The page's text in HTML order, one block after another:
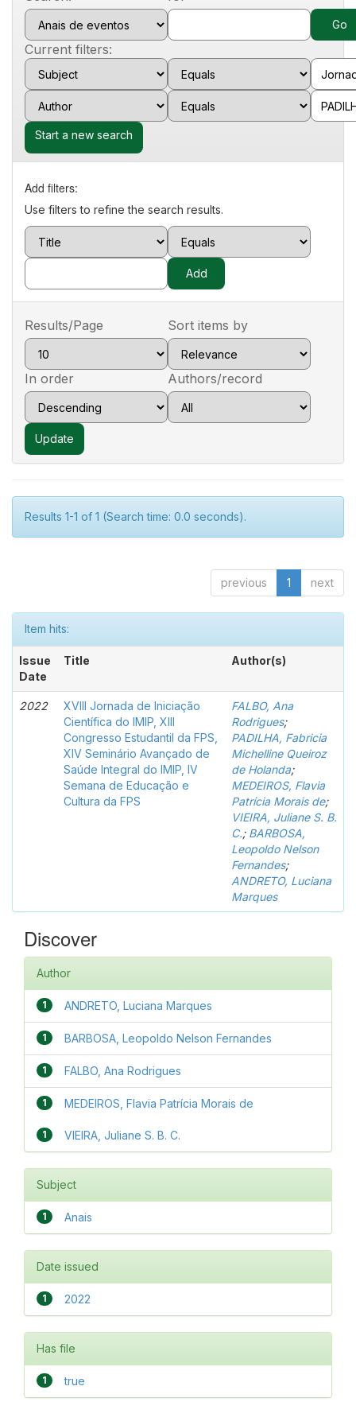
Current filters:
Start a new search
Add filters:
Use filters to refine the search results.
Results/Page Sort items by
In order Authors/record
Results 1-1 of 1 (Search time: 0.0 seconds).
previous 1 next
Item hits:
Issue
Date
Title Author(s)
2022
XVIII Jornada de Iniciação
Científica do IMIP, XIII
Congresso Estudantil da FPS,
XIV Seminário Avançado de
Saúde Integral do IMIP, IV
Semana de Educação e
Cultura da FPS
FALBO, Ana
Rodrigues;
PADILHA, Fabricia
Michelline Queiroz
de Holanda;
MEDEIROS, Flavia
Patrícia Morais de;
VIEIRA, Juliane S. B.
C.; BARBOSA,
Leopoldo Nelson
Fernandes;
ANDRETO, Luciana
Marques
Discover
Author
1 ANDRETO, Luciana Marques
1 BARBOSA, Leopoldo Nelson Fernandes
1 FALBO, Ana Rodrigues
1 MEDEIROS, Flavia Patrícia Morais de
1 VIEIRA, Juliane S. B. C.
Subject
1 Anais
Date issued
1 2022
Has file
1 true